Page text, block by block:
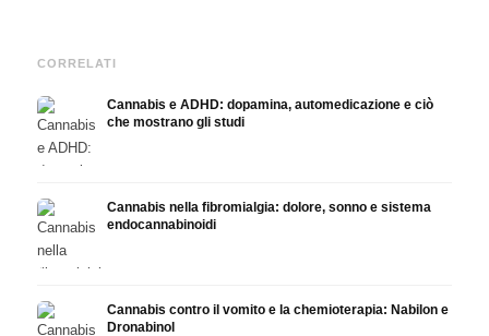
CORRELATI
Cannabis e ADHD: dopamina, automedicazione e ciò
che mostrano gli studi
Cannabis nella fibromialgia: dolore, sonno e sistema
endocannabinoidi
Cannabis contro il vomito e la chemioterapia: Nabilon e
Dronabinol